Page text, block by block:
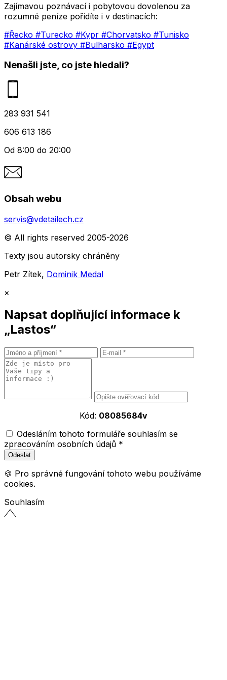
Zajímavou poznávací i pobytovou dovolenou za
rozumné peníze pořídíte i v destinacích:
#Řecko #Turecko #Kypr #Chorvatsko #Tunisko
#Kanárské ostrovy #Bulharsko #Egypt
Nenašli jste, co jste hledali?
283 931 541
606 613 186
Od 8:00 do 20:00
Obsah webu
servis@vdetailech.cz
© All rights reserved 2005-2026
Texty jsou autorsky chráněny
Petr Zítek, Dominik Medal
×
Napsat doplňující informace k
„Lastos“
Kód: 08085684v
Odesláním tohoto formuláře souhlasím se
zpracováním osobních údajů *
🍪 Pro správné fungování tohoto webu používáme
cookies.
Souhlasím